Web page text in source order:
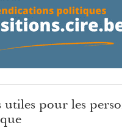
utiles pour les